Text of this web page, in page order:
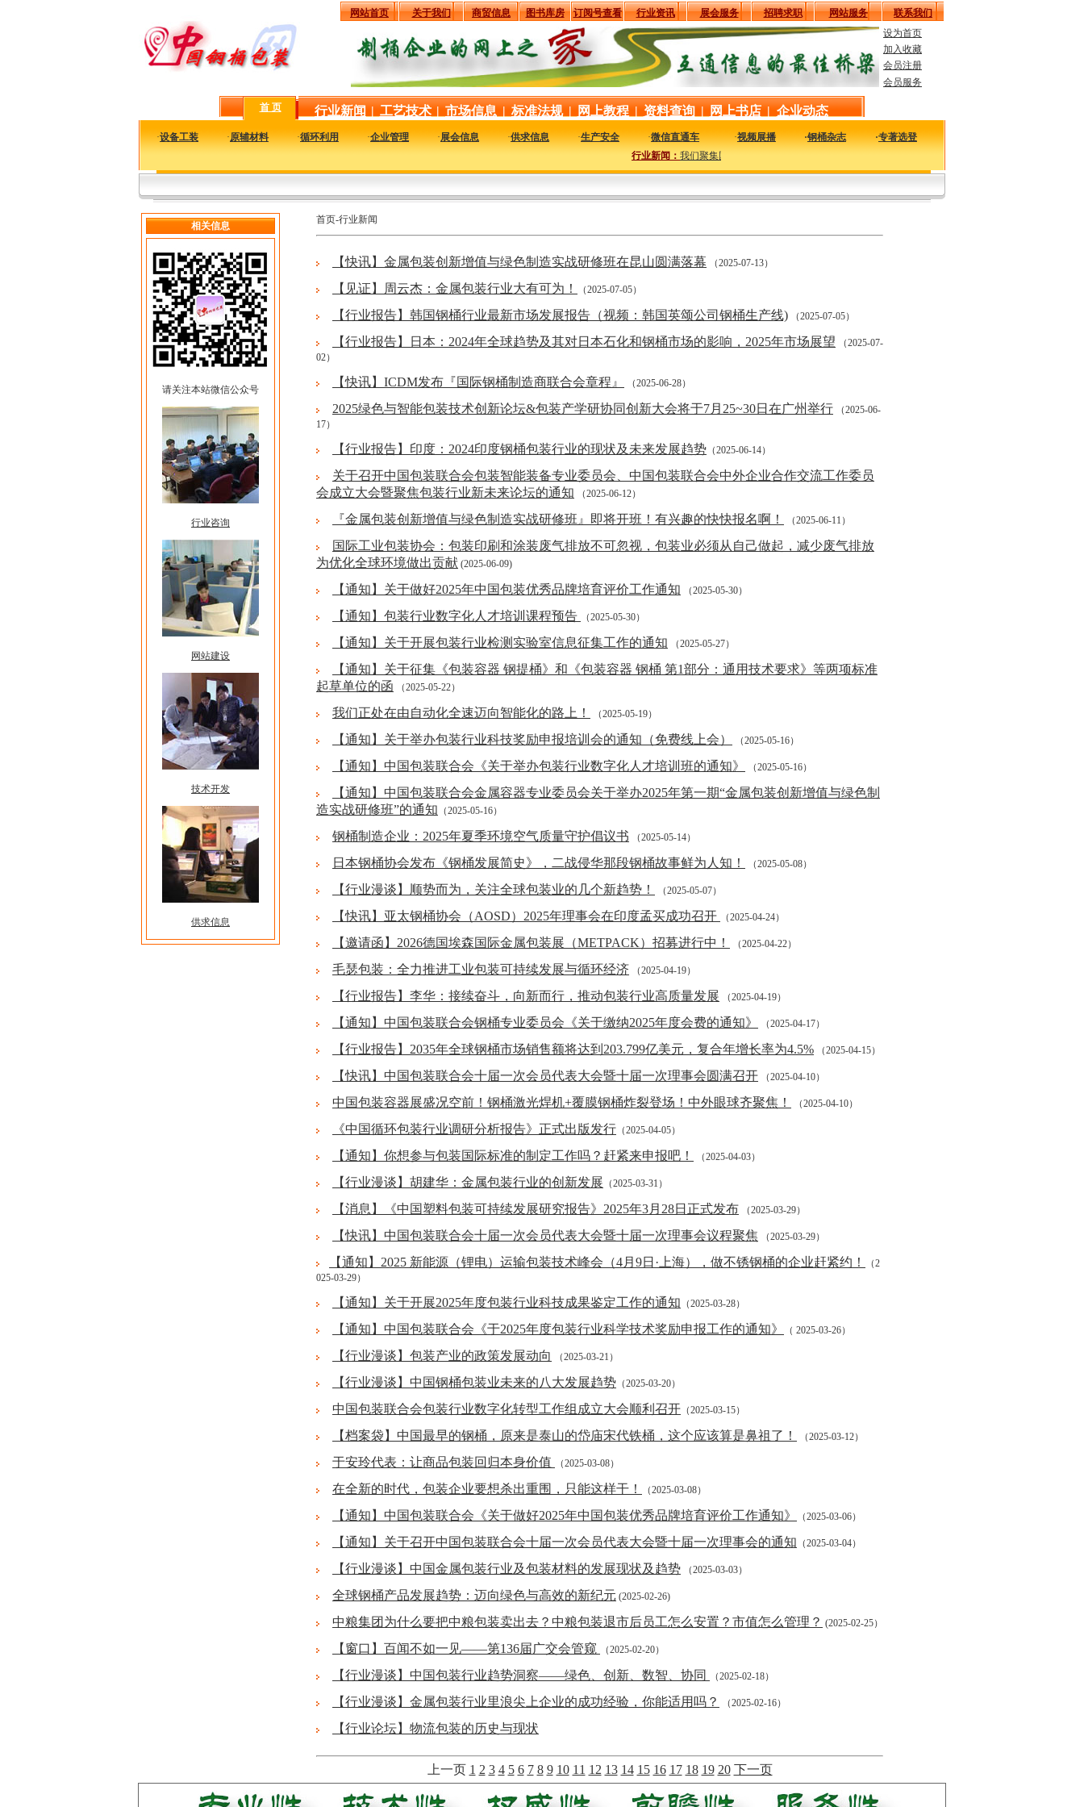
网站首页 关于我们 商贸信息 图书库房 订阅号查看 行业资讯 展会服务 招聘求职 网站服务
联系我们
设为首页
加入收藏
会员注册
会员服务
首 页 行业新闻 | 工艺技术 | 市场信息 | 标准法规 | 网上教程 | 资料查询 | 网上书店 | 企业动态
·设备工装 ·原辅材料 ·循环利用 ·企业管理 ·展会信息 ·供求信息 ·生产安全 ·微信直通车 ·视频展播 ·钢桶杂志 ·专著选登
行业新闻： 我们聚集国内外钢桶包装行业相关的新闻资料，让您足不出户了解行业大事，掌握发展方向。
相关信息
请关注本站微信公众号
行业咨询
网站建设
技术开发
供求信息
首页-行业新闻
【快讯】金属包装创新增值与绿色制造实战研修班在昆山圆满落幕 （2025-07-13）
【见证】周云杰：金属包装行业大有可为！ （2025-07-05）
【行业报告】韩国钢桶行业最新市场发展报告（视频：韩国英颂公司钢桶生产线) （2025-07-05）
【行业报告】日本：2024年全球趋势及其对日本石化和钢桶市场的影响，2025年市场展望 （2025-07-
02）
【快讯】ICDM发布『国际钢桶制造商联合会章程』 （2025-06-28）
2025绿色与智能包装技术创新论坛&包装产学研协同创新大会将于7月25~30日在广州举行 （2025-06-
17）
【行业报告】印度：2024印度钢桶包装行业的现状及未来发展趋势 （2025-06-14）
关于召开中国包装联合会包装智能装备专业委员会、中国包装联合会中外企业合作交流工作委员
会成立大会暨聚焦包装行业新未来论坛的通知 （2025-06-12）
『金属包装创新增值与绿色制造实战研修班』即将开班！有兴趣的快快报名啊！ （2025-06-11）
国际工业包装协会：包装印刷和涂装废气排放不可忽视，包装业必须从自己做起，减少废气排放
为优化全球环境做出贡献 (2025-06-09)
【通知】关于做好2025年中国包装优秀品牌培育评价工作通知 （2025-05-30）
【通知】包装行业数字化人才培训课程预告 （2025-05-30）
【通知】关于开展包装行业检测实验室信息征集工作的通知 （2025-05-27）
【通知】关于征集《包装容器 钢提桶》和《包装容器 钢桶 第1部分：通用技术要求》等两项标准
起草单位的函 （2025-05-22）
我们正处在由自动化全速迈向智能化的路上！ （2025-05-19）
【通知】关于举办包装行业科技奖励申报培训会的通知（免费线上会） （2025-05-16）
【通知】中国包装联合会《关于举办包装行业数字化人才培训班的通知》 （2025-05-16）
【通知】中国包装联合会金属容器专业委员会关于举办2025年第一期“金属包装创新增值与绿色制
造实战研修班”的通知 （2025-05-16）
钢桶制造企业：2025年夏季环境空气质量守护倡议书 （2025-05-14）
日本钢桶协会发布《钢桶发展简史》，二战侵华那段钢桶故事鲜为人知！ （2025-05-08）
【行业漫谈】顺势而为，关注全球包装业的几个新趋势！ （2025-05-07）
【快讯】亚太钢桶协会（AOSD）2025年理事会在印度孟买成功召开 （2025-04-24）
【邀请函】2026德国埃森国际金属包装展（METPACK）招募进行中！ （2025-04-22）
毛瑟包装：全力推进工业包装可持续发展与循环经济 （2025-04-19）
【行业报告】李华：接续奋斗，向新而行，推动包装行业高质量发展 （2025-04-19）
【通知】中国包装联合会钢桶专业委员会《关于缴纳2025年度会费的通知》 （2025-04-17）
【行业报告】2035年全球钢桶市场销售额将达到203.799亿美元，复合年增长率为4.5% （2025-04-15）
【快讯】中国包装联合会十届一次会员代表大会暨十届一次理事会圆满召开 （2025-04-10）
中国包装容器展盛况空前！钢桶激光焊机+覆膜钢桶炸裂登场！中外眼球齐聚焦！ （2025-04-10）
《中国循环包装行业调研分析报告》正式出版发行 （2025-04-05）
【通知】你想参与包装国际标准的制定工作吗？赶紧来申报吧！ （2025-04-03）
【行业漫谈】胡建华：金属包装行业的创新发展 （2025-03-31）
【消息】《中国塑料包装可持续发展研究报告》2025年3月28日正式发布 （2025-03-29）
【快讯】中国包装联合会十届一次会员代表大会暨十届一次理事会议程聚焦 （2025-03-29）
【通知】2025 新能源（锂电）运输包装技术峰会（4月9日·上海），做不锈钢桶的企业赶紧约！
（2
025-03-29）
【通知】关于开展2025年度包装行业科技成果鉴定工作的通知 （2025-03-28）
【通知】中国包装联合会《于2025年度包装行业科学技术奖励申报工作的通知》 （ 2025-03-26）
【行业漫谈】包装产业的政策发展动向 （2025-03-21）
【行业漫谈】中国钢桶包装业未来的八大发展趋势 （2025-03-20）
中国包装联合会包装行业数字化转型工作组成立大会顺利召开 （2025-03-15）
【档案袋】中国最早的钢桶，原来是泰山的岱庙宋代铁桶，这个应该算是鼻祖了！ （2025-03-12）
于安玲代表：让商品包装回归本身价值 （2025-03-08）
在全新的时代，包装企业要想杀出重围，只能这样干！ （2025-03-08）
【通知】中国包装联合会《关于做好2025年中国包装优秀品牌培育评价工作通知》 （2025-03-06）
【通知】关于召开中国包装联合会十届一次会员代表大会暨十届一次理事会的通知 （2025-03-04）
【行业漫谈】中国金属包装行业及包装材料的发展现状及趋势 （2025-03-03）
全球钢桶产品发展趋势：迈向绿色与高效的新纪元 (2025-02-26)
中粮集团为什么要把中粮包装卖出去？中粮包装退市后员工怎么安置​？市值怎么管理？ (2025-02-25）
【窗口】百闻不如一见——第136届广交会管窥 （2025-02-20）
【行业漫谈】中国包装行业趋势洞察——绿色、创新、数智、协同 （2025-02-18）
【行业漫谈】金属包装行业里浪尖上企业的成功经验，你能适用吗？ （2025-02-16）
【行业论坛】物流包装的历史与现状
上一页 1 2 3 4 5 6 7 8 9 10 11 12 13 14 15 16 17 18 19 20 下一页